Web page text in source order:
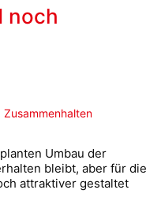
noch
Zusammenhalten
Umbau der
bleibt, aber für die
attraktiver gestaltet